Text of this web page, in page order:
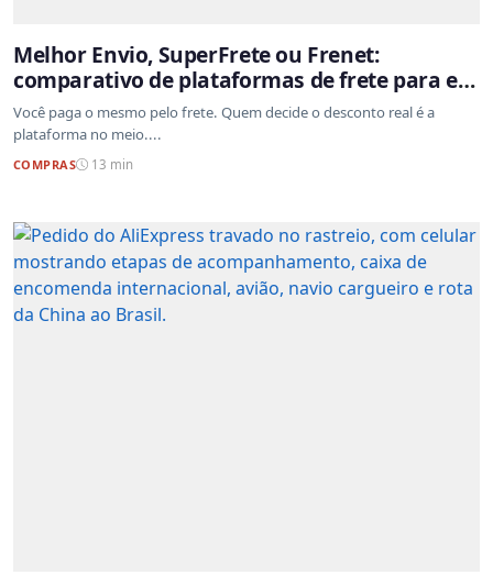
Melhor Envio, SuperFrete ou Frenet:
comparativo de plataformas de frete para e-
commerce
Você paga o mesmo pelo frete. Quem decide o desconto real é a
plataforma no meio....
COMPRAS 13 min